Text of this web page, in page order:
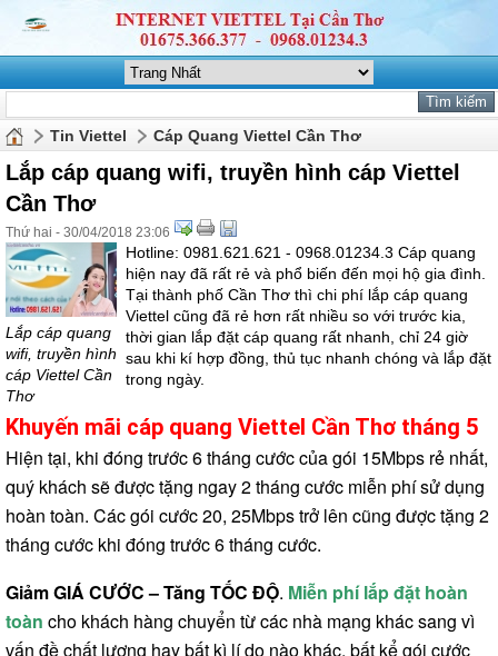
Tin Viettel Cáp Quang Viettel Cần Thơ
Lắp cáp quang wifi, truyền hình cáp Viettel
Cần Thơ
Thứ hai - 30/04/2018 23:06
Lắp cáp quang
wifi, truyền hình
cáp Viettel Cần
Thơ
Hotline: 0981.621.621 - 0968.01234.3 Cáp quang
hiện nay đã rất rẻ và phổ biến đến mọi hộ gia đình.
Tại thành phố Cần Thơ thì chi phí lắp cáp quang
Viettel cũng đã rẻ hơn rất nhiều so với trước kia,
thời gian lắp đặt cáp quang rất nhanh, chỉ 24 giờ
sau khi kí hợp đồng, thủ tục nhanh chóng và lắp đặt
trong ngày.
Khuyến mãi cáp quang Viettel Cần Thơ tháng 5
Hiện tại, khi đóng trước 6 tháng cước của gói 15Mbps rẻ nhất,
quý khách sẽ được tặng ngay 2 tháng cước miễn phí sử dụng
hoàn toàn. Các gói cước 20, 25Mbps trở lên cũng được tặng 2
tháng cước khi đóng trước 6 tháng cước.
Giảm GIÁ CƯỚC – Tăng TỐC ĐỘ. Miễn phí lắp đặt hoàn
toàn cho khách hàng chuyển từ các nhà mạng khác sang vì
vấn đề chất lượng hay bất kì lí do nào khác, bất kể gói cước